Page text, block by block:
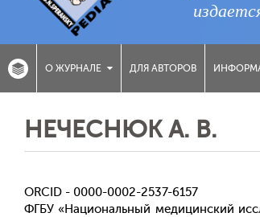
О ЖУРНАЛЕ ДЛЯ АВТОРОВ
НЕЧЕСНЮК А. В.
ORCID - 0000-0002-2537-6157
ФГБУ «Национальный медицинский